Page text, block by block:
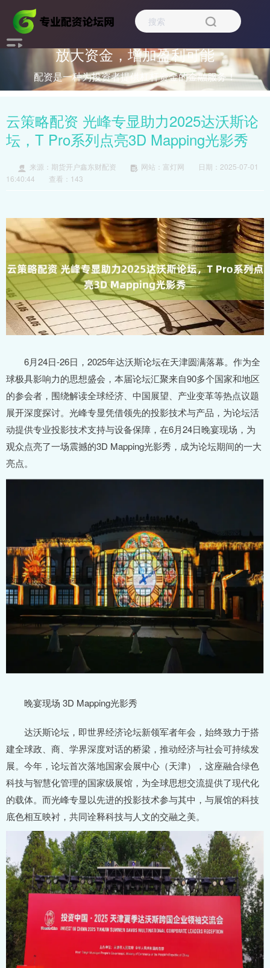
放大资金，增加盈利可能
配资是一种为投资者提供杠杆资金的金融服务！
云策略配资 光峰专显助力2025达沃斯论
坛，T Pro系列点亮3D Mapping光影秀
来源：期货开户鑫东财配资 网站：富灯网
日期：2025-07-01
16:40:44
查看：143
6月24日-26日，2025年达沃斯论坛在天津圆满落幕。作为全
球极具影响力的思想盛会，本届论坛汇聚来自90多个国家和地区
的参会者，围绕解读全球经济、中国展望、产业变革等热点议题
展开深度探讨。光峰专显凭借领先的投影技术与产品，为论坛活
动提供专业投影技术支持与设备保障，在6月24日晚宴现场，为
观众点亮了一场震撼的3D Mapping光影秀，成为论坛期间的一大
亮点。
晚宴现场 3D Mapping光影秀
达沃斯论坛，即世界经济论坛新领军者年会，始终致力于搭
建全球政、商、学界深度对话的桥梁，推动经济与社会可持续发
展。今年，论坛首次落地国家会展中心（天津），这座融合绿色
科技与智慧化管理的国家级展馆，为全球思想交流提供了现代化
的载体。而光峰专显以先进的投影技术参与其中，与展馆的科技
底色相互映衬，共同诠释科技与人文的交融之美。